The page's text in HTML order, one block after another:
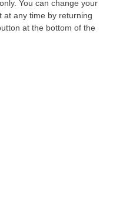
You can change your
at any time by returning
at the bottom of the
del diritto, delle